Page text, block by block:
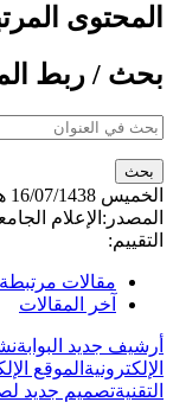
المحتوى
بحث / ربط
الخميس 16/07/1438 هـ
المصدر: الإعلام
التقييم:
مقالات مرتبطة
آخر المقالات
أرشيف جديد البوابة
الإلكترونية الموقع
التقنيةتصميم جديد